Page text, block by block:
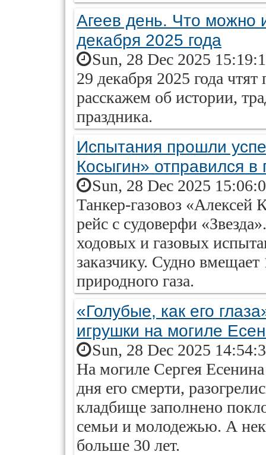
Агеев день. Что можно
декабря 2025 года
Sun, 28 Dec 2025
29 декабря 2025 года
расскажем об истории,
праздника.
Испытания прошли
Косыгин» отправился
Sun, 28 Dec 2025
Танкер-газовоз «Алексей
рейс с судоверфи
ходовых и газовых
заказчику. Судно
природного газа.
«Голубые, как его
игрушки на могиле
Sun, 28 Dec 2025
На могиле Сергея
дня его смерти,
кладбище заполнено
семьи и молодежью. А
больше 30 лет.